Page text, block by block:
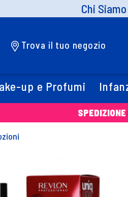
Chi Siamo
Trova il tuo negozio
up e Profumi